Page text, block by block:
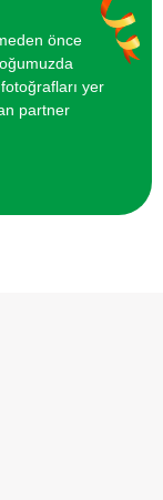
önce
yer
partner